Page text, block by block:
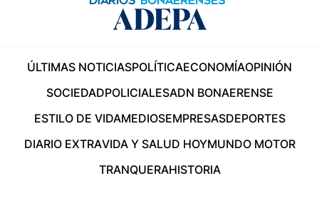
ÚLTIMAS NOTICIASPOLÍTICAECONOMÍAOPINIÓN
SOCIEDADPOLICIALESADN BONAERENSE
ESTILO DE VIDAMEDIOSEMPRESASDEPORTES
DIARIO EXTRAVIDA Y SALUD HOYMUNDO MOTOR
TRANQUERAHISTORIA